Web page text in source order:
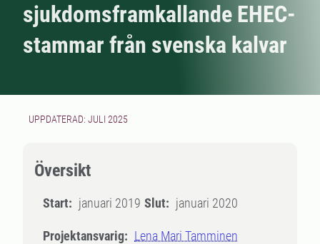
sjukdomsframkallande EHEC-
stammar från svenska kalvar
UPPDATERAD: JULI 2025
Översikt
Start: januari 2019 Slut: januari 2020
Projektansvarig: Lena Mari Tamminen